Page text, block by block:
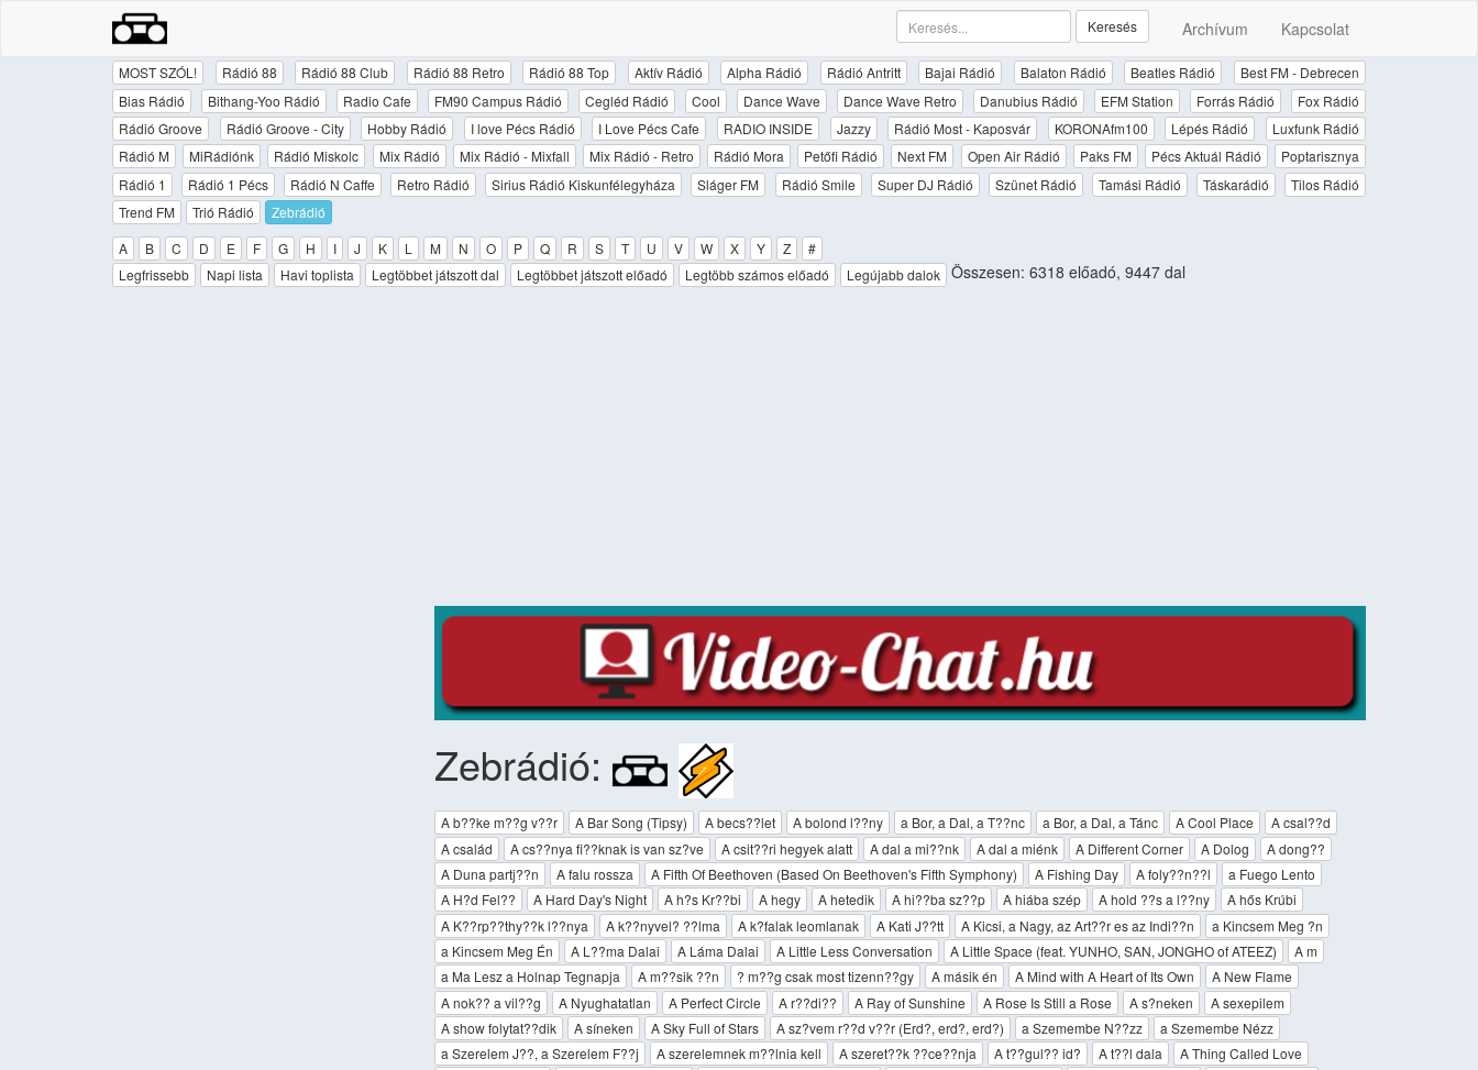
Archívum Kapcsolat
Keresés
MOST SZÓL! Rádió 88 Rádió 88 Club Rádió 88 Retro Rádió 88 Top Aktív Rádió Alpha Rádió Rádió Antritt Bajai Rádió Balaton Rádió Beatles Rádió
Best FM - Debrecen
Bias Rádió
Bithang-Yoo Rádió Radio Cafe FM90 Campus Rádió Cegléd Rádió Cool Dance Wave Dance Wave Retro Danubius Rádió EFM Station Forrás Rádió
Fox Rádió
Rádió Groove
Rádió Groove - City Hobby Rádió I love Pécs Rádió I Love Pécs Cafe RADIO INSIDE Jazzy Rádió Most - Kaposvár KORONAfm100 Lépés Rádió
Luxfunk Rádió
Rádió M
MiRádiónk Rádió Miskolc Mix Rádió Mix Rádió - Mixfall Mix Rádió - Retro Rádió Mora Petőfi Rádió Next FM Open Air Rádió Paks FM Pécs Aktuál Rádió
Poptarisznya
Rádió 1
Rádió 1 Pécs Rádió N Caffe Retro Rádió Sirius Rádió Kiskunfélegyháza Sláger FM Rádió Smile Super DJ Rádió Szünet Rádió Tamási Rádió Táskarádió
Tilos Rádió
Trend FM
Trió Rádió
Zebrádió
A
B C D E F G H I J K L M N O P Q R S T U V W X Y Z
#
Legfrissebb
Napi lista Havi toplista Legtöbbet játszott dal Legtöbbet játszott előadó Legtöbb számos előadó Legújabb dalok Összesen: 6318 előadó, 9447 dal
Zebrádió:
A b??ke m??g v??r A Bar Song (Tipsy) A becs??let A bolond l??ny a Bor, a Dal, a T??nc a Bor, a Dal, a Tánc A Cool Place
A csal??d
A család
A cs??nya fi??knak is van sz?­ve A csit??ri hegyek alatt A dal a mi??nk A dal a miénk A Different Corner A Dolog
A dong??
A Duna partj??n
A falu rossza A Fifth Of Beethoven (Based On Beethoven's Fifth Symphony) A Fishing Day A foly??n??l
a Fuego Lento
A H?­d Fel??
A Hard Day's Night A h?s Kr??bi A hegy A hetedik A hi??ba sz??p A hiába szép A hold ??s a l??ny
A hős Krúbi
A K??rp??thy??k l??nya
A k??nyvel? ??lma A k?falak leomlanak A Kati J??tt A Kicsi, a Nagy, az Art??r es az Indi??n
a Kincsem Meg ?n
a Kincsem Meg Én
A L??ma Dalai A Láma Dalai A Little Less Conversation A Little Space (feat. YUNHO, SAN, JONGHO of ATEEZ)
A m
a Ma Lesz a Holnap Tegnapja
A m??sik ??n ? m??g csak most tizenn??gy A másik én A Mind with A Heart of Its Own
A New Flame
A nok?? a vil??g
A Nyughatatlan A Perfect Circle A r??di?? A Ray of Sunshine A Rose Is Still a Rose A s?­neken
A sexepilem
A show folytat??dik
A síneken A Sky Full of Stars A sz?­vem r??d v??r (Erd?, erd?, erd?) a Szemembe N??zz
a Szemembe Nézz
a Szerelem J??, a Szerelem F??j
A szerelemnek m??lnia kell A szeret??k ??ce??nja A t??gul?? id? A t??l dala
A Thing Called Love